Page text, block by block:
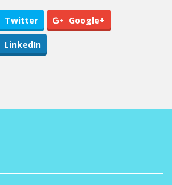
Twitter Google+
LinkedIn